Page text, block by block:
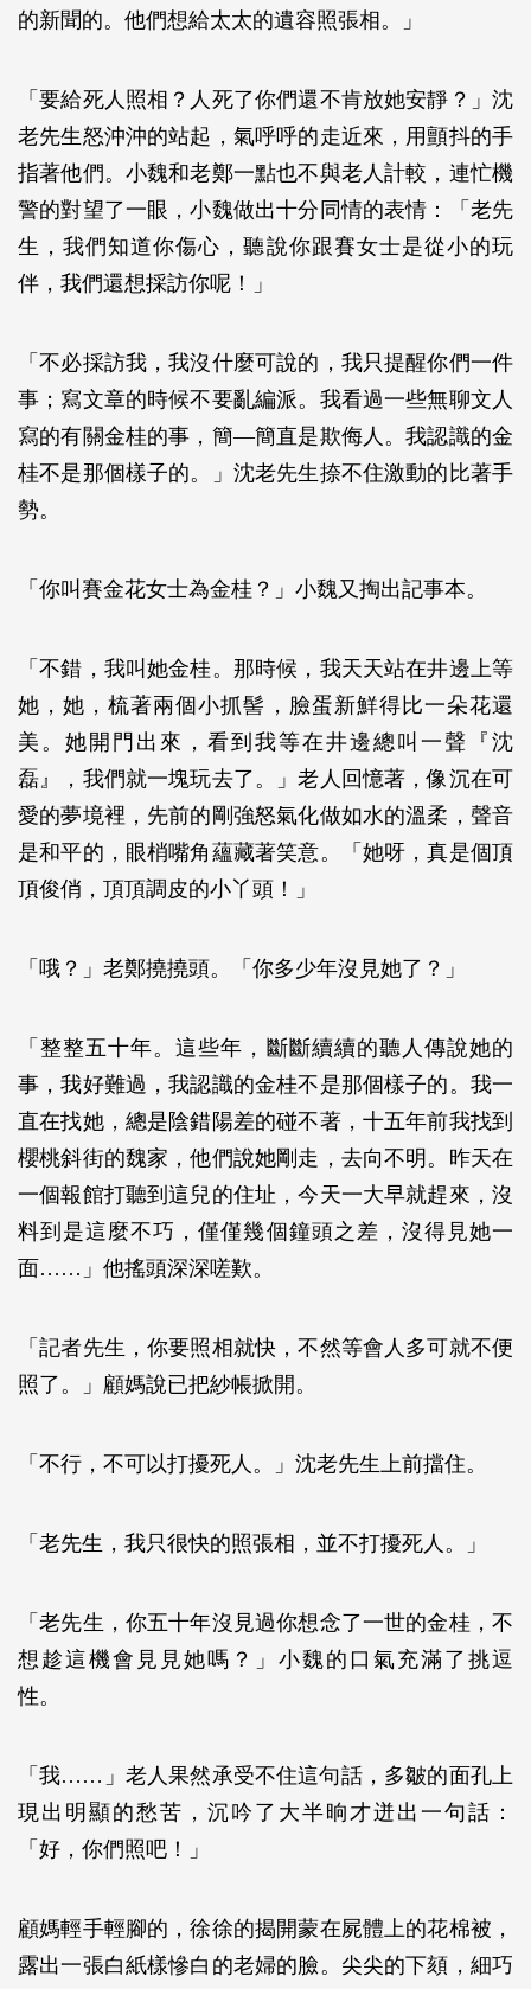
的新聞的。他們想給太太的遺容照張相。」
「要給死人照相？人死了你們還不肯放她安靜？」沈
老先生怒沖沖的站起，氣呼呼的走近來，用顫抖的手
指著他們。小魏和老鄭一點也不與老人計較，連忙機
警的對望了一眼，小魏做出十分同情的表情：「老先
生，我們知道你傷心，聽說你跟賽女士是從小的玩
伴，我們還想採訪你呢！」
「不必採訪我，我沒什麼可說的，我只提醒你們一件
事；寫文章的時候不要亂編派。我看過一些無聊文人
寫的有關金桂的事，簡—簡直是欺侮人。我認識的金
桂不是那個樣子的。」沈老先生捺不住激動的比著手
勢。
「你叫賽金花女士為金桂？」小魏又掏出記事本。
「不錯，我叫她金桂。那時候，我天天站在井邊上等
她，她，梳著兩個小抓髻，臉蛋新鮮得比一朵花還
美。她開門出來，看到我等在井邊總叫一聲『沈
磊』，我們就一塊玩去了。」老人回憶著，像沉在可
愛的夢境裡，先前的剛強怒氣化做如水的溫柔，聲音
是和平的，眼梢嘴角蘊藏著笑意。「她呀，真是個頂
頂俊俏，頂頂調皮的小丫頭！」
「哦？」老鄭撓撓頭。「你多少年沒見她了？」
「整整五十年。這些年，斷斷續續的聽人傳說她的
事，我好難過，我認識的金桂不是那個樣子的。我一
直在找她，總是陰錯陽差的碰不著，十五年前我找到
櫻桃斜街的魏家，他們說她剛走，去向不明。昨天在
一個報館打聽到這兒的住址，今天一大早就趕來，沒
料到是這麼不巧，僅僅幾個鐘頭之差，沒得見她一
面……」他搖頭深深嗟歎。
「記者先生，你要照相就快，不然等會人多可就不便
照了。」顧媽說已把紗帳掀開。
「不行，不可以打擾死人。」沈老先生上前擋住。
「老先生，我只很快的照張相，並不打擾死人。」
「老先生，你五十年沒見過你想念了一世的金桂，不
想趁這機會見見她嗎？」小魏的口氣充滿了挑逗
性。
「我……」老人果然承受不住這句話，多皺的面孔上
現出明顯的愁苦，沉吟了大半晌才迸出一句話：
「好，你們照吧！」
顧媽輕手輕腳的，徐徐的揭開蒙在屍體上的花棉被，
露出一張白紙樣慘白的老婦的臉。尖尖的下頦，細巧